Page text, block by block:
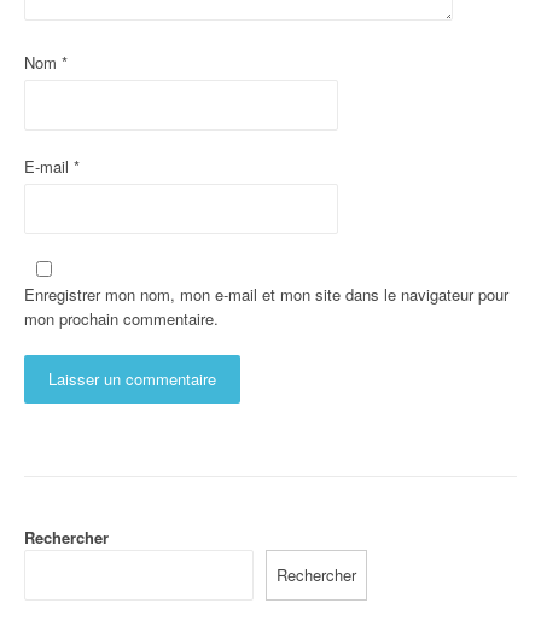
Nom *
E-mail *
Enregistrer mon nom, mon e-mail et mon site dans le navigateur pour
mon prochain commentaire.
Rechercher
Rechercher